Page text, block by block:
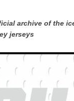
archive of the
jerseys